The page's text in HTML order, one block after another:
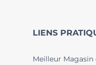
LIENS
Meilleur